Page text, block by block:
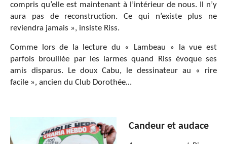
compris qu’elle est maintenant à l’intérieur de nous. Il n’y
aura pas de reconstruction. Ce qui n’existe plus ne
reviendra jamais », insiste Riss.
Comme lors de la lecture du « Lambeau » la vue est
parfois brouillée par les larmes quand Riss évoque ses
amis disparus. Le doux Cabu, le dessinateur au « rire
facile », ancien du Club Dorothée…
Candeur et audace